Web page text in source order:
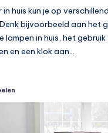
huis kun je op
bijvoorbeeld aan het
lampen in huis, het gebruik
en een klok aan…